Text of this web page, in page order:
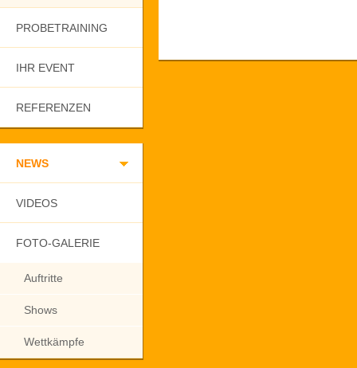
PROBETRAINING
IHR EVENT
REFERENZEN
NEWS
VIDEOS
FOTO-GALERIE
Auftritte
Shows
Wettkämpfe